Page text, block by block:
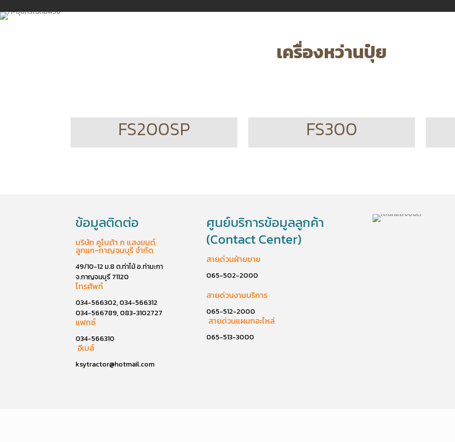
เครื่องหว่านปุ๋ย
FS200SP FS300
ข้อมูลติดต่อ
บริษัท คูโบต้า ก แสงยนต์
ลูกแก-กาญจนบุรี จำกัด
49/10-12 ม.8 ต.ท่าไม้ อ.ท่ามะกา
จ.กาญจนบุรี 71120
โทรศัพท์
034-566302, 034-566312
034-566789, 083-3102727
แฟกซ์
034-566310
อีเมล์
ksytractor@hotmail.com
ศูนย์บริการข้อมูลลูกค้า
(Contact Center)
สายด่วนฝ่ายขาย
065-502-2000
สายด่วนงานบริการ
065-512-2000
สายด่วนแผนกอะไหล่
065-513-3000